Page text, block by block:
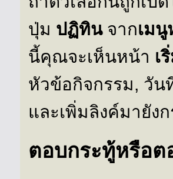
ปุ่ม ปฏิทินจากเม
นี้คุณจะเห็นหน้า เ
หัวข้อกิจกรรม, วัน
และเพิ่มลิงค์มายั
ตอบกระทู้หรือต